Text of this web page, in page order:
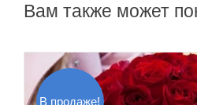
Вам также может
В продаже!